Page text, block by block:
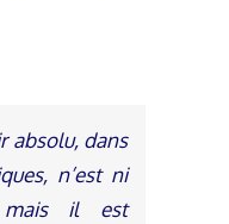
absolu, dans
n’est ni
mais il est